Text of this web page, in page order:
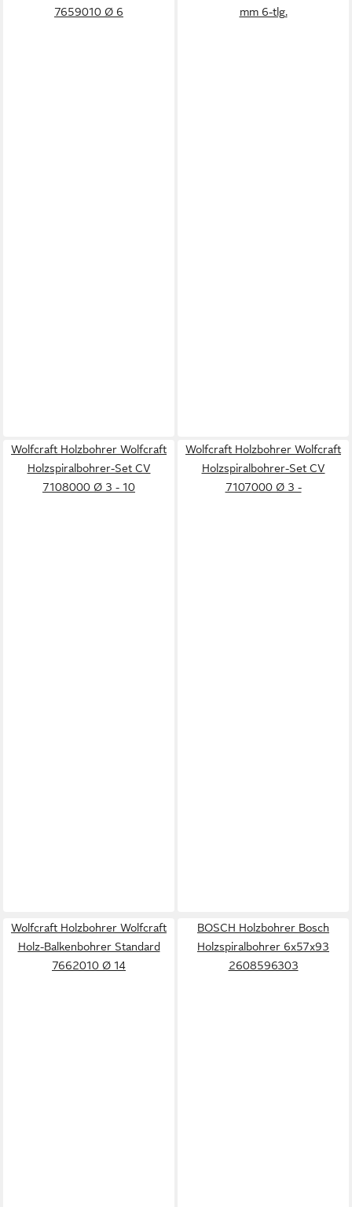
7659010 Ø 6
mm 6-tlg.
Wolfcraft Holzbohrer Wolfcraft
Holzspiralbohrer-Set CV
7108000 Ø 3 - 10
Wolfcraft Holzbohrer Wolfcraft
Holzspiralbohrer-Set CV
7107000 Ø 3 -
Wolfcraft Holzbohrer Wolfcraft
Holz-Balkenbohrer Standard
7662010 Ø 14
BOSCH Holzbohrer Bosch
Holzspiralbohrer 6x57x93
2608596303